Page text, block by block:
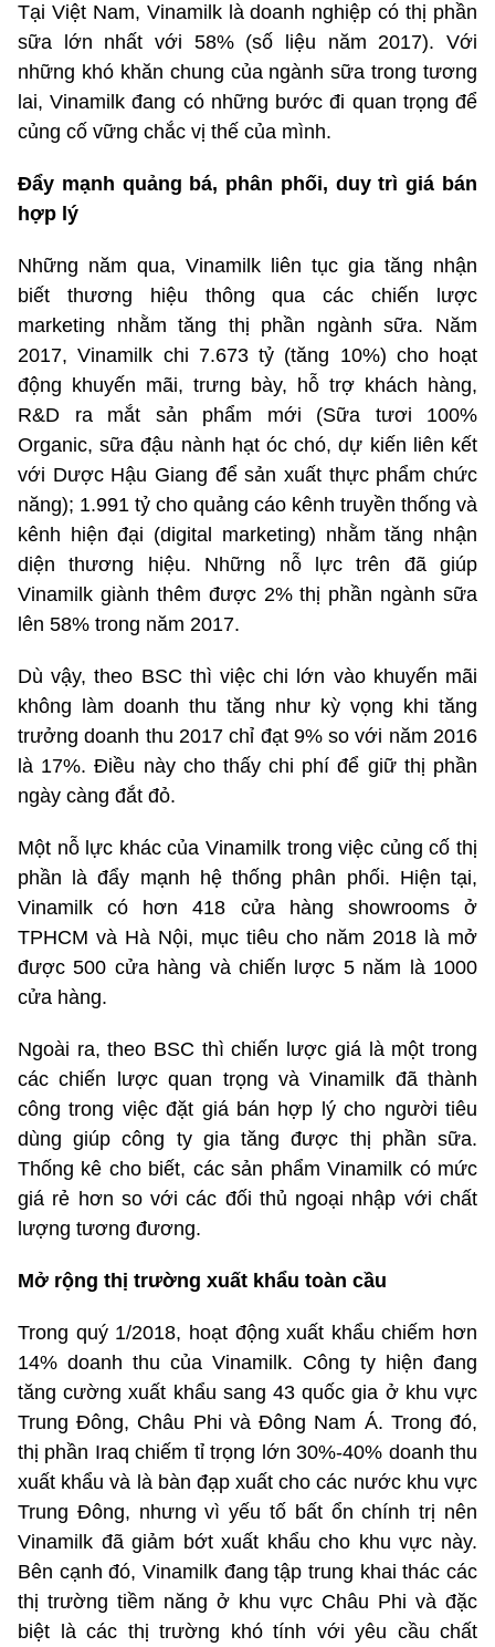
Tại Việt Nam, Vinamilk là doanh nghiệp có thị phần
sữa lớn nhất với 58% (số liệu năm 2017). Với
những khó khăn chung của ngành sữa trong tương
lai, Vinamilk đang có những bước đi quan trọng để
củng cố vững chắc vị thế của mình.
Đẩy mạnh quảng bá, phân phối, duy trì giá bán
hợp lý
Những năm qua, Vinamilk liên tục gia tăng nhận
biết thương hiệu thông qua các chiến lược
marketing nhằm tăng thị phần ngành sữa. Năm
2017, Vinamilk chi 7.673 tỷ (tăng 10%) cho hoạt
động khuyến mãi, trưng bày, hỗ trợ khách hàng,
R&D ra mắt sản phẩm mới (Sữa tươi 100%
Organic, sữa đậu nành hạt óc chó, dự kiến liên kết
với Dược Hậu Giang để sản xuất thực phẩm chức
năng); 1.991 tỷ cho quảng cáo kênh truyền thống và
kênh hiện đại (digital marketing) nhằm tăng nhận
diện thương hiệu. Những nỗ lực trên đã giúp
Vinamilk giành thêm được 2% thị phần ngành sữa
lên 58% trong năm 2017.
Dù vậy, theo BSC thì việc chi lớn vào khuyến mãi
không làm doanh thu tăng như kỳ vọng khi tăng
trưởng doanh thu 2017 chỉ đạt 9% so với năm 2016
là 17%. Điều này cho thấy chi phí để giữ thị phần
ngày càng đắt đỏ.
Một nỗ lực khác của Vinamilk trong việc củng cố thị
phần là đẩy mạnh hệ thống phân phối. Hiện tại,
Vinamilk có hơn 418 cửa hàng showrooms ở
TPHCM và Hà Nội, mục tiêu cho năm 2018 là mở
được 500 cửa hàng và chiến lược 5 năm là 1000
cửa hàng.
Ngoài ra, theo BSC thì chiến lược giá là một trong
các chiến lược quan trọng và Vinamilk đã thành
công trong việc đặt giá bán hợp lý cho người tiêu
dùng giúp công ty gia tăng được thị phần sữa.
Thống kê cho biết, các sản phẩm Vinamilk có mức
giá rẻ hơn so với các đối thủ ngoại nhập với chất
lượng tương đương.
Mở rộng thị trường xuất khẩu toàn cầu
Trong quý 1/2018, hoạt động xuất khẩu chiếm hơn
14% doanh thu của Vinamilk. Công ty hiện đang
tăng cường xuất khẩu sang 43 quốc gia ở khu vực
Trung Đông, Châu Phi và Đông Nam Á. Trong đó,
thị phần Iraq chiếm tỉ trọng lớn 30%-40% doanh thu
xuất khẩu và là bàn đạp xuất cho các nước khu vực
Trung Đông, nhưng vì yếu tố bất ổn chính trị nên
Vinamilk đã giảm bớt xuất khẩu cho khu vực này.
Bên cạnh đó, Vinamilk đang tập trung khai thác các
thị trường tiềm năng ở khu vực Châu Phi và đặc
biệt là các thị trường khó tính với yêu cầu chất